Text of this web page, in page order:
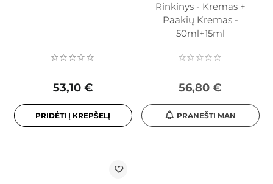
53,10 €
PRIDĖTI Į KREPŠELĮ
Rinkinys - Kremas +
Paakių Kremas -
50ml+15ml
56,80 €
PRANEŠTI MAN